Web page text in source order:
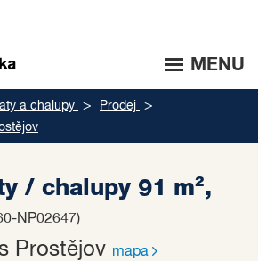
MENU
a chalupy
Prodej
/ chalupy 91 m²,
NP02647)
Prostějov mapa